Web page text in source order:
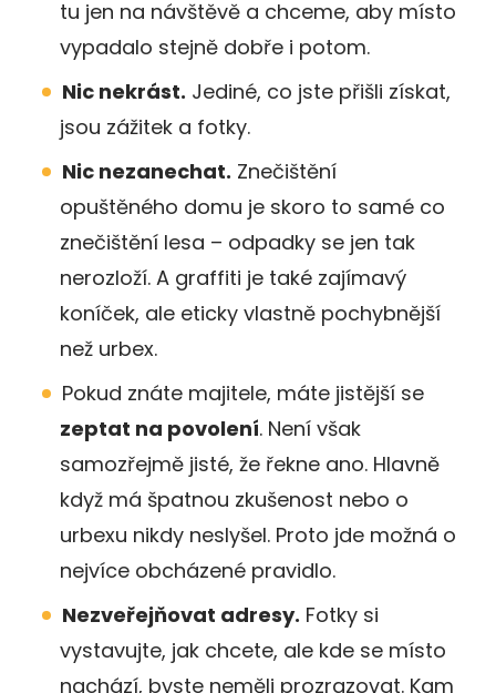
tu jen na návštěvě a chceme, aby místo
vypadalo stejně dobře i potom.
Nic nekrást. Jediné, co jste přišli získat,
jsou zážitek a fotky.
Nic nezanechat. Znečištění
opuštěného domu je skoro to samé co
znečištění lesa – odpadky se jen tak
nerozloží. A graffiti je také zajímavý
koníček, ale eticky vlastně pochybnější
než urbex.
Pokud znáte majitele, máte jistější se
zeptat na povolení. Není však
samozřejmě jisté, že řekne ano. Hlavně
když má špatnou zkušenost nebo o
urbexu nikdy neslyšel. Proto jde možná o
nejvíce obcházené pravidlo.
Nezveřejňovat adresy. Fotky si
vystavujte, jak chcete, ale kde se místo
nachází, byste neměli prozrazovat. Kam